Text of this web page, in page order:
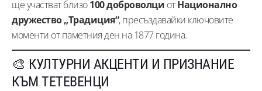
ще участват близо100 доброволци отНационално
дружество „Традиция“, пресъздавайки ключовите
моменти от паметния ден на 1877 година.
🎨 КУЛТУРНИ АКЦЕНТИ И ПРИЗНАНИЕ
КЪМ ТЕТЕВЕНЦИ